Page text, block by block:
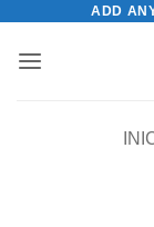
content
ADD